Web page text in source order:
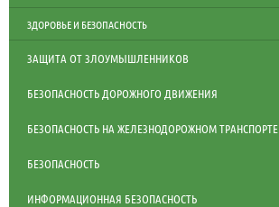
ЗДОРОВЬЕ И БЕЗОПАСНОСТЬ
ЗАЩИТА ОТ ЗЛОУМЫШЛЕННИКОВ
БЕЗОПАСНОСТЬ ДОРОЖНОГО ДВИЖЕНИЯ
БЕЗОПАСНОСТЬ НА ЖЕЛЕЗНОДОРОЖНОМ ТРАНСПОРТЕ
БЕЗОПАСНОСТЬ
ИНФОРМАЦИОННАЯ БЕЗОПАСНОСТЬ